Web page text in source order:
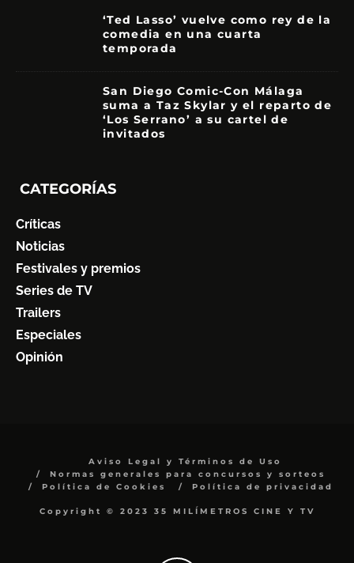
‘Ted Lasso’ vuelve como rey de la
comedia en una cuarta
temporada
San Diego Comic-Con Málaga
suma a Taz Skylar y el reparto de
‘Los Serrano’ a su cartel de
invitados
CATEGORÍAS
Críticas
Noticias
Festivales y premios
Series de TV
Trailers
Especiales
Opinión
Aviso Legal y Términos de Uso
Normas generales para concursos y sorteos
Política de Cookies
Política de privacidad
Copyright © 2023 35 MILÍMETROS CINE Y TV